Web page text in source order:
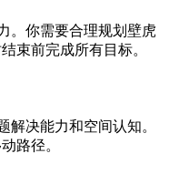
。你需要合理规划壁虎
束前完成所有目标。
解决能力和空间认知。
路径。